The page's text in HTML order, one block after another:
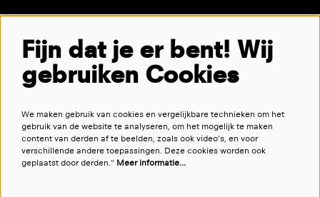
Meld je aan voor de nieuwsbrief
aanmelden
Deze site wordt beschermd door reCAPTCHA, dataverwerking gebeurt in overeenstemming met de
Cloud Data Processing
Addendumvan Google.
Fijn dat je er bent! Wij
gebruiken Cookies
We maken gebruik van cookies en vergelijkbare technieken om het
gebruik van de website te analyseren, om het mogelijk te maken
content van derden af te beelden, zoals ook video’s, en voor
verschillende andere toepassingen. Deze cookies worden ook
geplaatst door derden." Meer informatie…